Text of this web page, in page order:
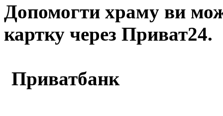
Допомогти храму ви
картку через Приват24.
Приватбанк